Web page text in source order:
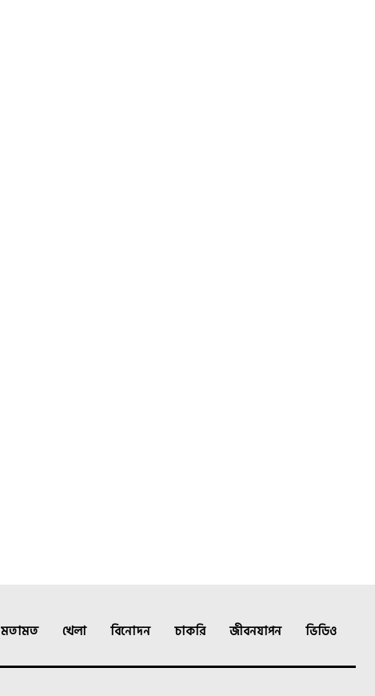
মতামত খেলা বিনোদন চাকরি জীবনযাপন ভিডিও